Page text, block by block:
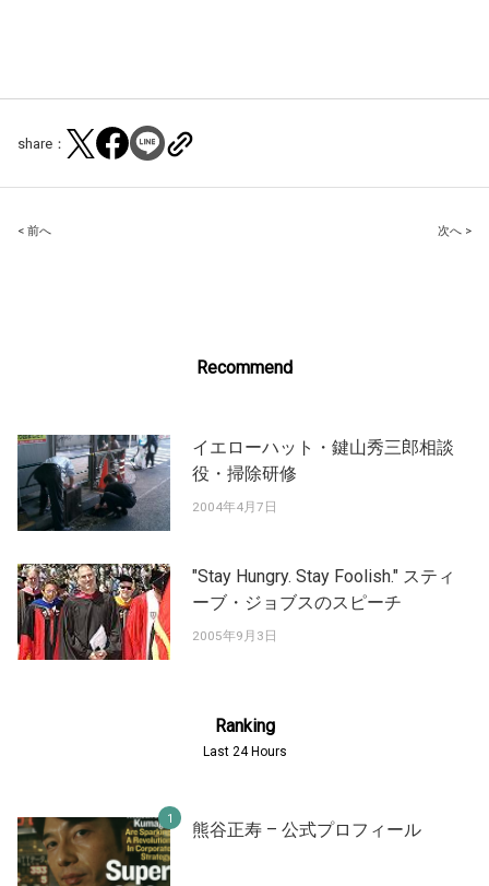
share：
Post
< 前へ 次へ >
Recommend
イエローハット・鍵山秀三郎相談
役・掃除研修
2004年4月7日
"Stay Hungry. Stay Foolish." スティ
ーブ・ジョブスのスピーチ
2005年9月3日
Ranking
Last 24 Hours
熊谷正寿 – 公式プロフィール